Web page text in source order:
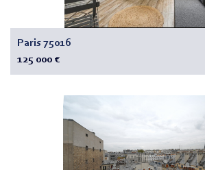
Paris 75016
125 000 €